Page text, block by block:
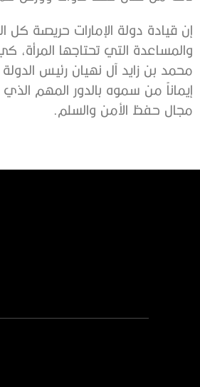
إن قيادة دولة الإمارات حريصة
والمساعدة التي تحتاجها
محمد بن زايد آل نهيان رئيس الدولة
إيماناً من سموه بالدور المهم
مجال حفظ الأمن والسلم.